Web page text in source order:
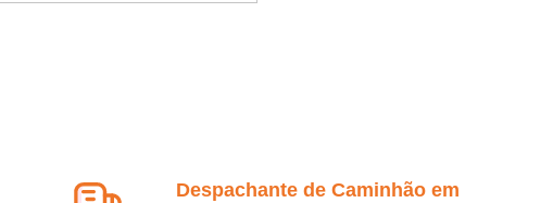
Despachante de Caminhão em